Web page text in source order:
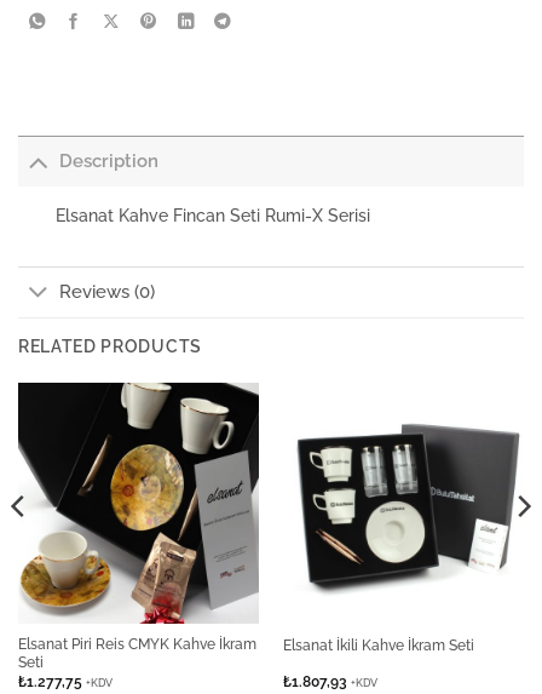
Description
Elsanat Kahve Fincan Seti Rumi-X Serisi
Reviews (0)
RELATED PRODUCTS
Elsanat Piri Reis CMYK Kahve İkram
Seti
₺1.277,75 +KDV
Elsanat İkili Kahve İkram Seti
₺1.807,93 +KDV